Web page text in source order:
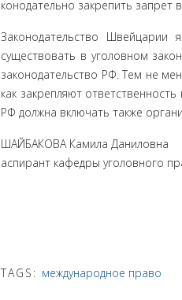
конодательно закрепить запрет
Законодательство
существо­вать в уголовном
законодательство РФ. Тем не
как закрепляют
РФ должна включать также
ШАЙБАКОВА Камила Даниловна
аспирант кафедры уголовного
TAGS: международное право